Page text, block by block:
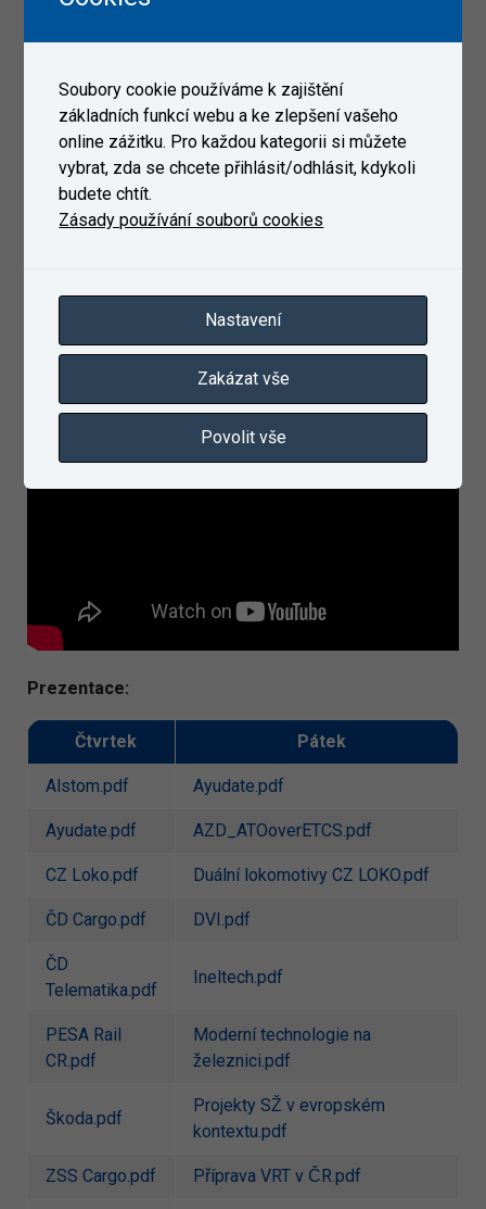
Prezentace:
Čtvrtek Pátek
Alstom.pdf Ayudate.pdf
Ayudate.pdf AZD_ATOoverETCS.pdf
CZ Loko.pdf Duální lokomotivy CZ LOKO.pdf
ČD Cargo.pdf DVI.pdf
ČD
Telematika.pdf
Ineltech.pdf
PESA Rail
CR.pdf
Moderní technologie na
železnici.pdf
Škoda.pdf
Projekty SŽ v evropském
kontextu.pdf
ZSS Cargo.pdf Příprava VRT v ČR.pdf
Soubory cookie používáme k zajištění
základních funkcí webu a ke zlepšení vašeho
online zážitku. Pro každou kategorii si můžete
vybrat, zda se chcete přihlásit/odhlásit, kdykoli
budete chtít.
Zásady používání souborů cookies
Nastavení
Zakázat vše
Povolit vše